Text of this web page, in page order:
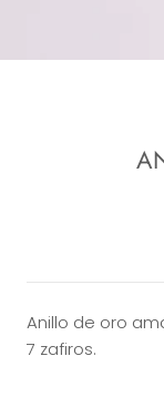
Anillo de oro
7 zafiros.